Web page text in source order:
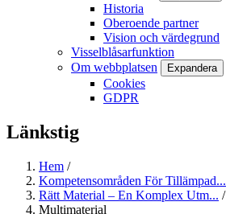
Historia
Oberoende partner
Vision och värdegrund
Visselblåsarfunktion
Om webbplatsen
Expandera
Cookies
GDPR
Länkstig
Hem /
Kompetensområden För Tillämpad...
Rätt Material – En Komplex Utm... /
Multimaterial